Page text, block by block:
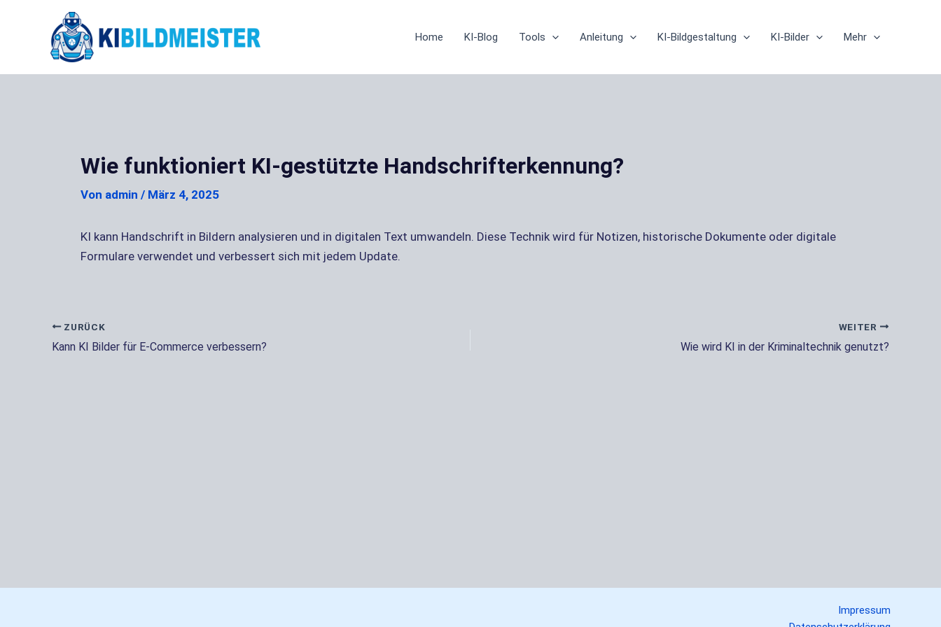
Home KI-Blog Tools Anleitung KI-Bildgestaltung KI-Bilder Mehr
Wie funktioniert KI-gestützte Handschrifterkennung?
Von admin / März 4, 2025
KI kann Handschrift in Bildern analysieren und in digitalen Text umwandeln. Diese Technik wird für Notizen, historische Dokumente oder digitale
Formulare verwendet und verbessert sich mit jedem Update.
ZURÜCK
Kann KI Bilder für E-Commerce verbessern?
WEITER
Wie wird KI in der Kriminaltechnik genutzt?
Impressum